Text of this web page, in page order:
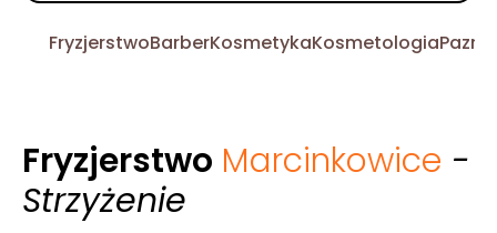
FryzjerstwoBarberKosmetykaKosmetologia
Fryzjerstwo Marcinkowice -
Strzyżenie